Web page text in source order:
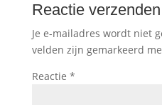
Reactie verzenden
Je e-mailadres wordt niet
velden zijn gemarkeerd
Reactie *